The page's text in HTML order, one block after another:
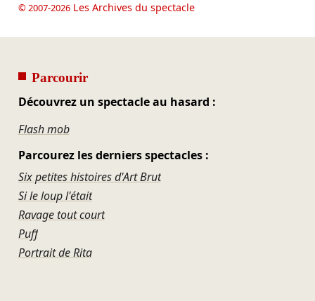
© 2007-2026Les Archives du spectacle
Parcourir
Découvrez un spectacle au hasard :
Flash mob
Parcourez les derniers spectacles :
Six petites histoires d'Art Brut
Si le loup l'était
Ravage tout court
Puff
Portrait de Rita